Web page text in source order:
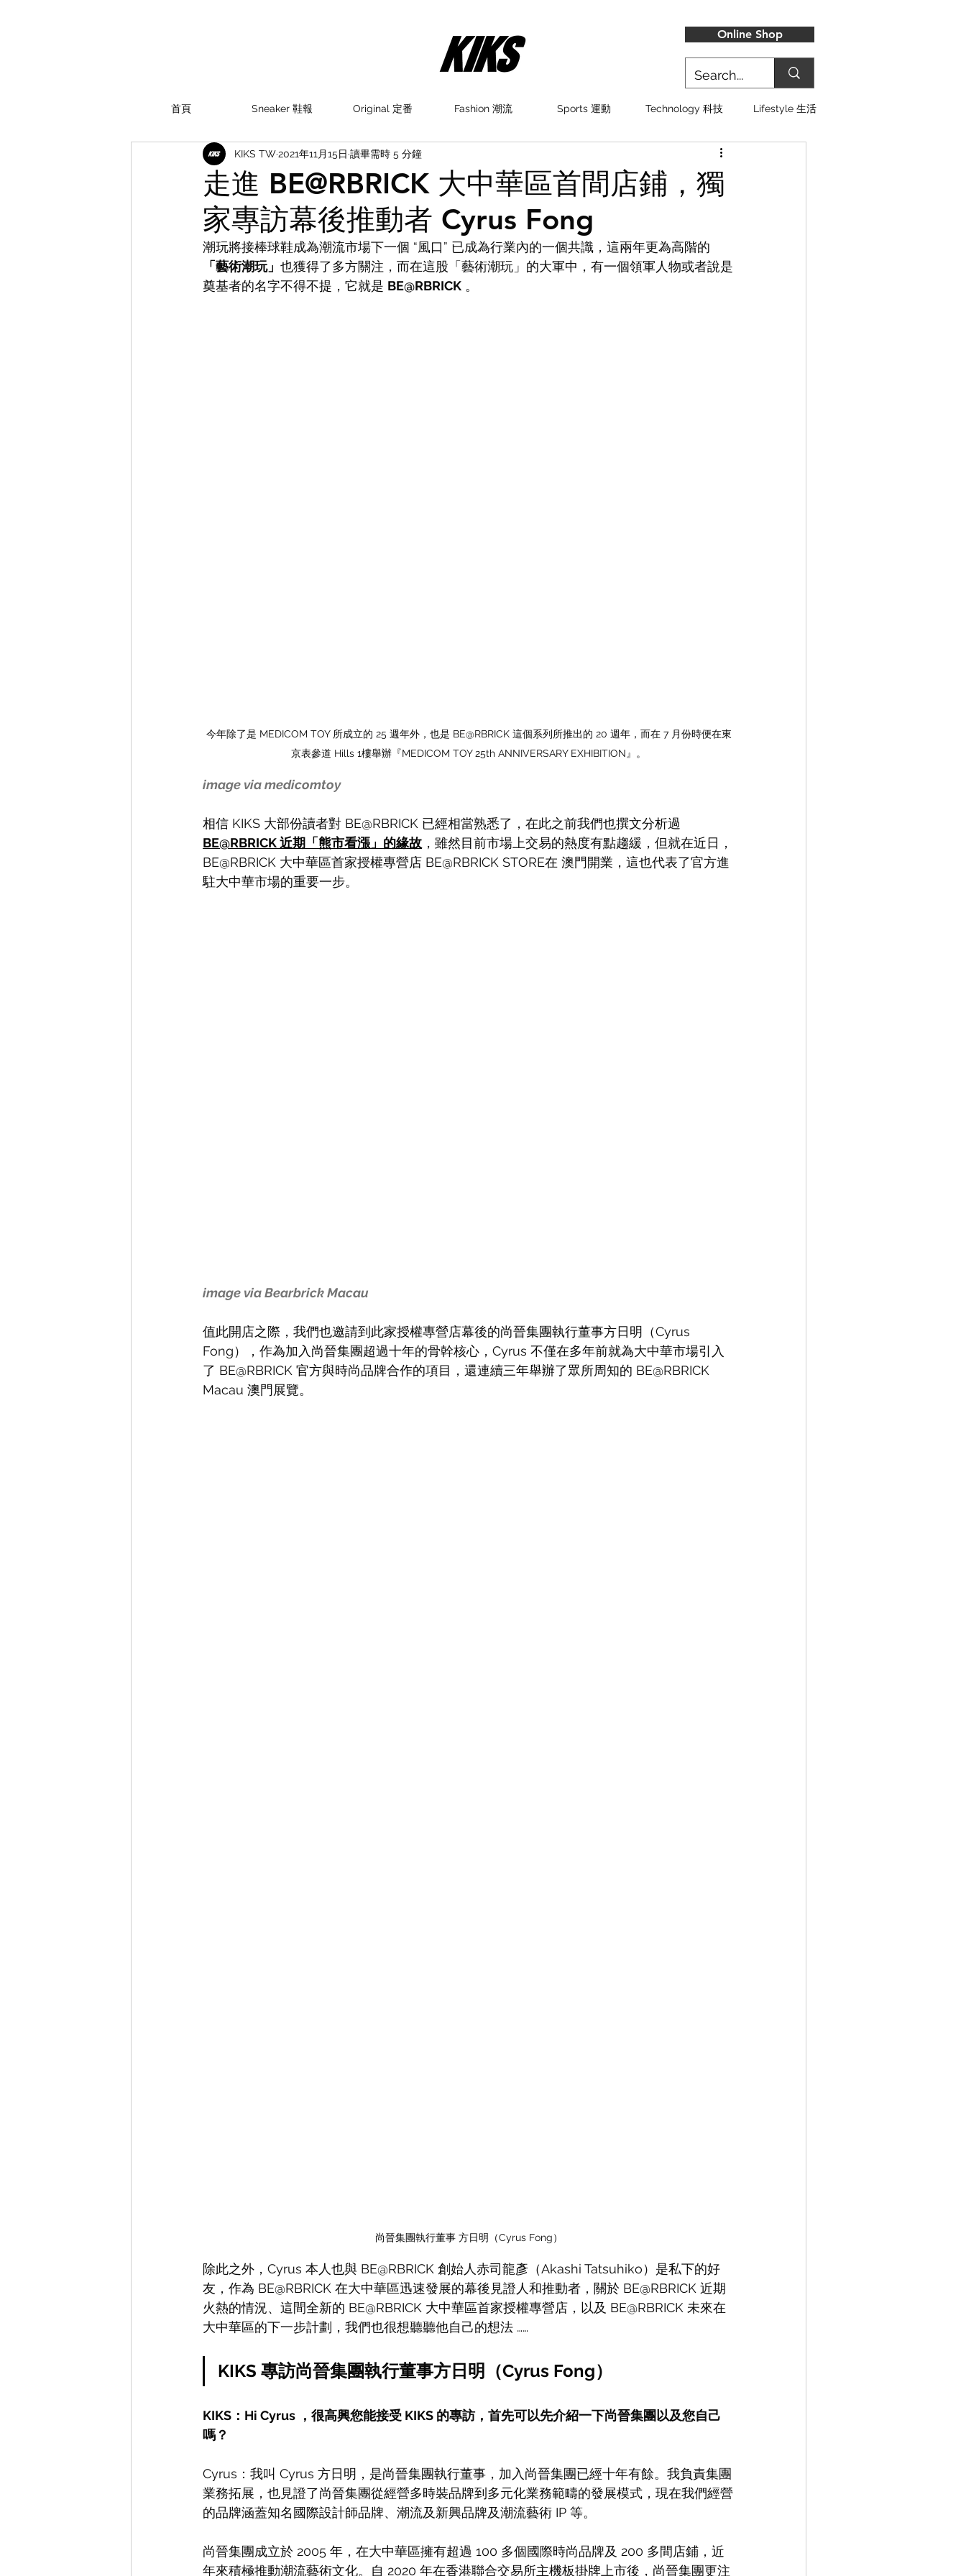
Online Shop
首頁 Sneaker 鞋報 Original 定番 Fashion 潮流 Sports 運動 Technology 科技 Lifestyle 生活
走進 BE@RBRICK 大中華區首間店鋪，獨
家專訪幕後推動者 Cyrus Fong
KIKS TW2021年11月15日 讀畢需時 5 分鐘
潮玩將接棒球鞋成為潮流市場下一個 “風口” 已成為行業內的一個共識，這兩年更為高階的
「藝術潮玩」 也獲得了多方關注，而在這股「藝術潮玩」的大軍中，有一個領軍人物或者說是
奠基者的名字不得不提，它就是 BE@RBRICK 。
今年除了是 MEDICOM TOY 所成立的 25 週年外，也是 BE@RBRICK 這個系列所推出的 20 週年，而在 7 月份時便在東
京表參道 Hills 1樓舉辦『MEDICOM TOY 25th ANNIVERSARY EXHIBITION』。
image via medicomtoy
相信 KIKS 大部份讀者對 BE@RBRICK 已經相當熟悉了，在此之前我們也撰文分析過
BE@RBRICK 近期「熊市看漲」的緣故 ，雖然目前市場上交易的熱度有點趨緩，但就在近日，
BE@RBRICK 大中華區首家授權專營店 BE@RBRICK STORE在 澳門開業，這也代表了官方進
駐大中華市場的重要一步。
image via Bearbrick Macau
值此開店之際，我們也邀請到此家授權專營店幕後的尚晉集團執行董事方日明（Cyrus
Fong），作為加入尚晉集團超過十年的骨幹核心，Cyrus 不僅在多年前就為大中華市場引入
了 BE@RBRICK 官方與時尚品牌合作的項目，還連續三年舉辦了眾所周知的 BE@RBRICK
Macau 澳門展覽。
尚晉集團執行董事 方日明（Cyrus Fong）
除此之外，Cyrus 本人也與 BE@RBRICK 創始人赤司龍彥（Akashi Tatsuhiko）是私下的好
友，作為 BE@RBRICK 在大中華區迅速發展的幕後見證人和推動者，關於 BE@RBRICK 近期
火熱的情況、這間全新的 BE@RBRICK 大中華區首家授權專營店，以及 BE@RBRICK 未來在
大中華區的下一步計劃，我們也很想聽聽他自己的想法 ……
KIKS 專訪尚晉集團執行董事方日明（Cyrus Fong）
KIKS：Hi Cyrus ，很高興您能接受 KIKS 的專訪，首先可以先介紹一下尚晉集團以及您自己
嗎？
Cyrus：我叫 Cyrus 方日明，是尚晉集團執行董事，加入尚晉集團已經十年有餘。我負責集團
業務拓展，也見證了尚晉集團從經營多時裝品牌到多元化業務範疇的發展模式，現在我們經營
的品牌涵蓋知名國際設計師品牌、潮流及新興品牌及潮流藝術 IP 等。
尚晉集團成立於 2005 年，在大中華區擁有超過 100 多個國際時尚品牌及 200 多間店鋪，近
年來積極推動潮流藝術文化。自 2020 年在香港聯合交易所主機板掛牌上市後，尚晉集團更注